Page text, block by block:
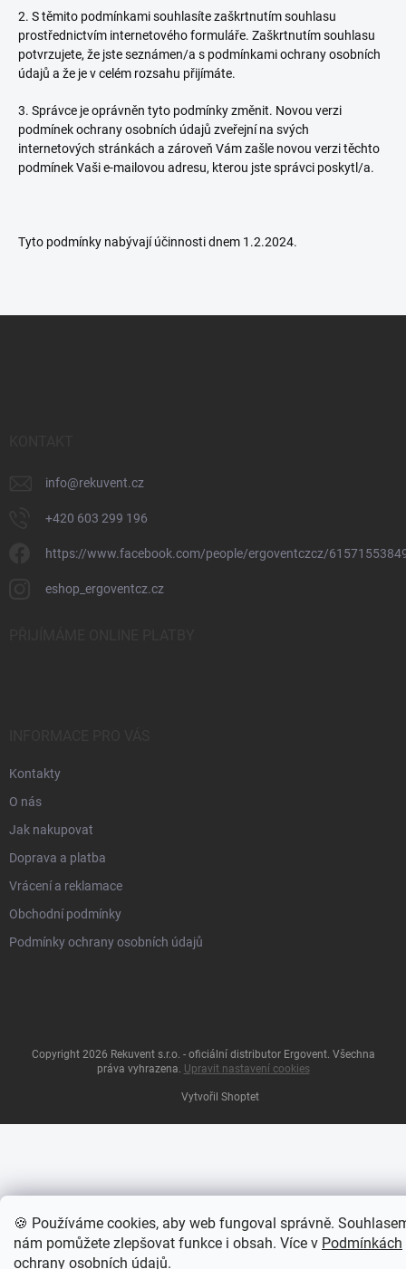
🍪 Používáme cookies, aby web fungoval správně.
nám pomůžete zlepšovat funkce i obsah. Více v Podmínkách
ochrany osobních údajů.
2. S těmito podmínkami souhlasíte zaškrtnutím souhlasu
prostřednictvím internetového formuláře. Zaškrtnutím souhlasu
potvrzujete, že jste seznámen/a s podmínkami ochrany osobních
údajů a že je v celém rozsahu přijímáte.
3. Správce je oprávněn tyto podmínky změnit. Novou verzi
podmínek ochrany osobních údajů zveřejní na svých
internetových stránkách a zároveň Vám zašle novou verzi těchto
podmínek Vaši e-mailovou adresu, kterou jste správci poskytl/a.
Tyto podmínky nabývají účinnosti dnem 1.2.2024.
info@rekuvent.cz
+420 603 299 196
https://www.facebook.com/people/ergoventczcz/
eshop_ergoventcz.cz
Kontakty
O nás
Jak nakupovat
Doprava a platba
Vrácení a reklamace
Obchodní podmínky
Podmínky ochrany osobních údajů
Vytvořil Shoptet
Copyright 2026 Rekuvent s.r.o. - oficiální distributor Ergovent. Všechna
práva vyhrazena. Upravit nastavení cookies